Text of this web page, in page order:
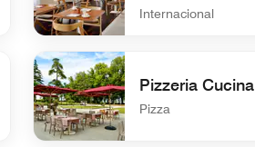
Internacional
undefined Cucina Daily Breakfast
Pizzeria Cucina
Pizza